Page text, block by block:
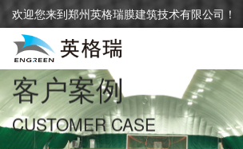
欢迎您来到郑州英格瑞膜建筑技术有限公司！
客户案例
CUSTOMER CASE